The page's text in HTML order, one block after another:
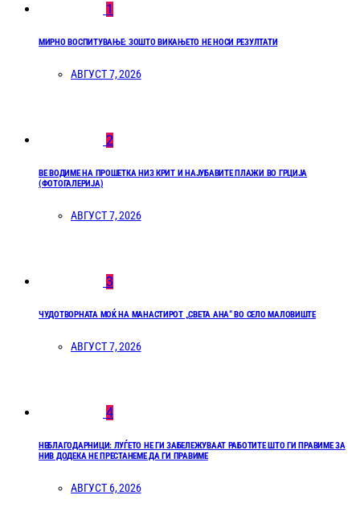
1
МИРНО ВОСПИТУВАЊЕ: ЗОШТО ВИКАЊЕТО НЕ НОСИ РЕЗУЛТАТИ
АВГУСТ 7, 2026
2
ВЕ ВОДИМЕ НА ПРОШЕТКА НИЗ КРИТ И НАЈУБАВИТЕ ПЛАЖИ ВО ГРЦИЈА
(ФОТОГАЛЕРИЈА)
АВГУСТ 7, 2026
3
ЧУДОТВОРНАТА МОЌ НА МАНАСТИРОТ „СВЕТА АНА“ ВО СЕЛО МАЛОВИШТЕ
АВГУСТ 7, 2026
4
НЕБЛАГОДАРНИЦИ: ЛУЃЕТО НЕ ГИ ЗАБЕЛЕЖУВААТ РАБОТИТЕ ШТО ГИ ПРАВИМЕ ЗА
НИВ ДОДЕКА НЕ ПРЕСТАНЕМЕ ДА ГИ ПРАВИМЕ
АВГУСТ 6, 2026